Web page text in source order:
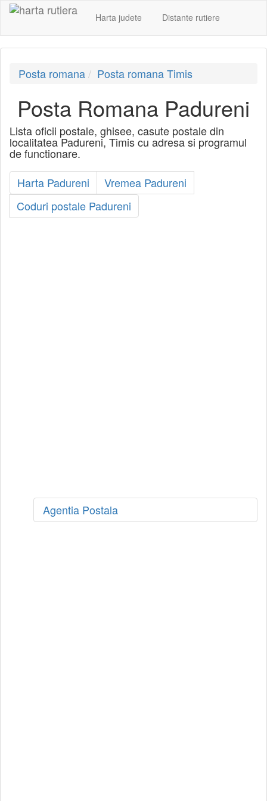
Harta judete Distante rutiere
Posta romana Posta romana Timis
Posta Romana Padureni
Lista oficii postale, ghisee, casute postale din
localitatea Padureni, Timis cu adresa si programul
de functionare.
Harta Padureni
Vremea Padureni
Coduri postale Padureni
Agentia Postala